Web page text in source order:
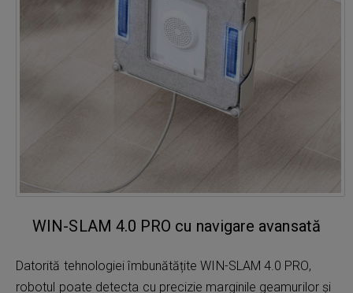
WIN-SLAM 4.0 PRO cu navigare avansată
Datorită tehnologiei îmbunătățite WIN-SLAM 4.0 PRO,
robotul poate detecta cu precizie marginile geamurilor și